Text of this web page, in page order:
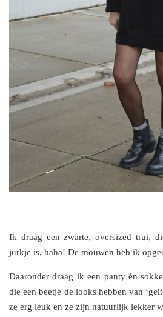
Ik draag een zwarte, oversized trui,
jurkje is, haha! De mouwen heb ik
Daaronder draag ik een panty én
die een beetje de looks hebben van
ze erg leuk en ze zijn natuurlijk lekker